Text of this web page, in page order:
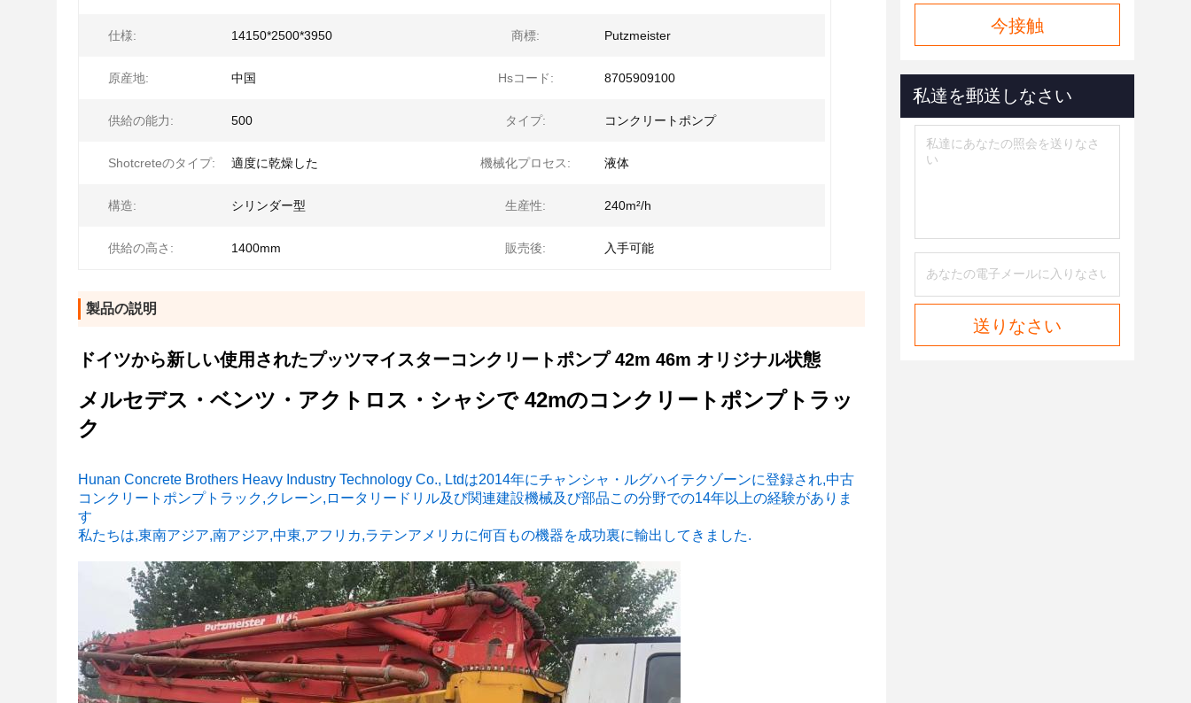
仕様: 14150*2500*3950 商標: Putzmeister
原産地: 中国 Hsコード: 8705909100
供給の能力: 500 タイプ: コンクリートポンプ
Shotcreteのタイプ: 適度に乾燥した 機械化プロセス: 液体
構造: シリンダー型 生産性: 240m²/h
供給の高さ: 1400mm 販売後: 入手可能
製品の説明
ドイツから新しい使用されたプッツマイスターコンクリートポンプ 42m 46m オリジナル状態
メルセデス・ベンツ・アクトロス・シャシで 42mのコンクリートポンプトラッ
ク
Hunan Concrete Brothers Heavy Industry Technology Co., Ltdは2014年にチャンシャ・ルグハイテクゾーンに登録され,中古
コンクリートポンプトラック,クレーン,ロータリードリル及び関連建設機械及び部品この分野での14年以上の経験がありま
す
私たちは,東南アジア,南アジア,中東,アフリカ,ラテンアメリカに何百もの機器を成功裏に輸出してきました.
今接触
私達を郵送しなさい
送りなさい